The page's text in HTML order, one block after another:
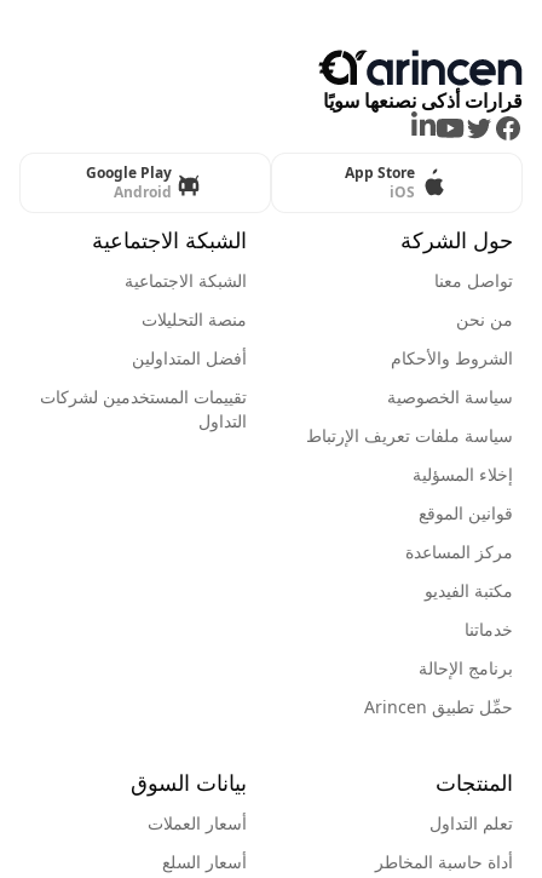
قرارات أذكى نصنعها سويًا
Facebook
Twitter
Youtube
LinkedIn
App Store
iOS
Google Play
Android
حول الشركة
تواصل معنا
من نحن
الشروط والأحكام
سياسة الخصوصية
سياسة ملفات تعريف الإرتباط
إخلاء المسؤلية
قوانين الموقع
مركز المساعدة
مكتبة الفيديو
خدماتنا
برنامج الإحالة
حمِّل تطبيق Arincen
الشبكة الاجتماعية
الشبكة الاجتماعية
منصة التحليلات
أفضل المتداولين
تقييمات المستخدمين لشركات
التداول
المنتجات
تعلم التداول
أداة حاسبة المخاطر
بيانات السوق
أسعار العملات
أسعار السلع